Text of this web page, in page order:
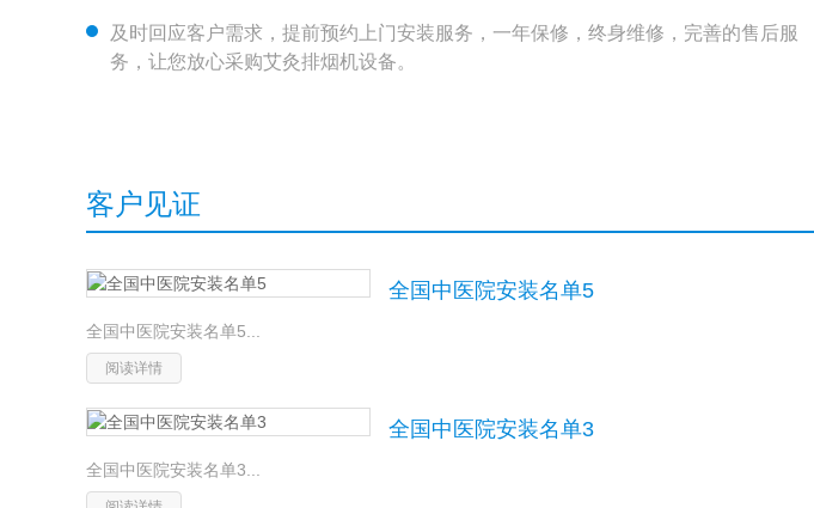
及时回应客户需求，提前预约上门安装服务，一年保修，终身维修，完善的售后服
务，让您放心采购艾灸排烟机设备。
客户见证
全国中医院安装名单5
全国中医院安装名单5...
阅读详情
全国中医院安装名单3
全国中医院安装名单3...